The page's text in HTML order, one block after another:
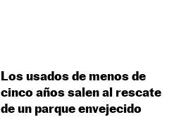
Los usados de menos de
cinco años salen al rescate
de un parque envejecido